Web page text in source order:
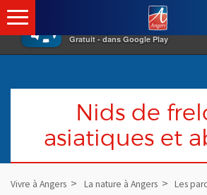
×
Gratuit - dans Google Play
Nids de
asiatiques et
Vivre à Angers La nature à Angers
Les